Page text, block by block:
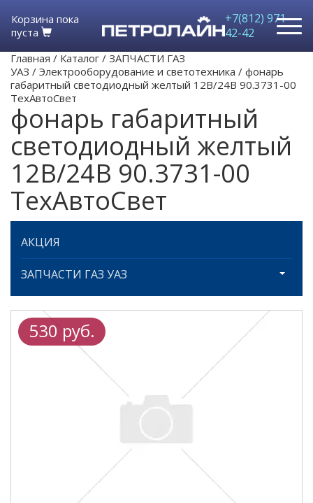
Корзина пока
пуста
+7(812) 971-
42-42
Главная / Каталог / ЗАПЧАСТИ ГАЗ
УАЗ / Электрооборудование и светотехника / фонарь
габаритный светодиодный желтый 12В/24В 90.3731-00
ТехАвтоСвет
фонарь габаритный
светодиодный желтый
12В/24В 90.3731-00
ТехАвтоСвет
АКЦИЯ
ЗАПЧАСТИ ГАЗ УАЗ
530 руб.